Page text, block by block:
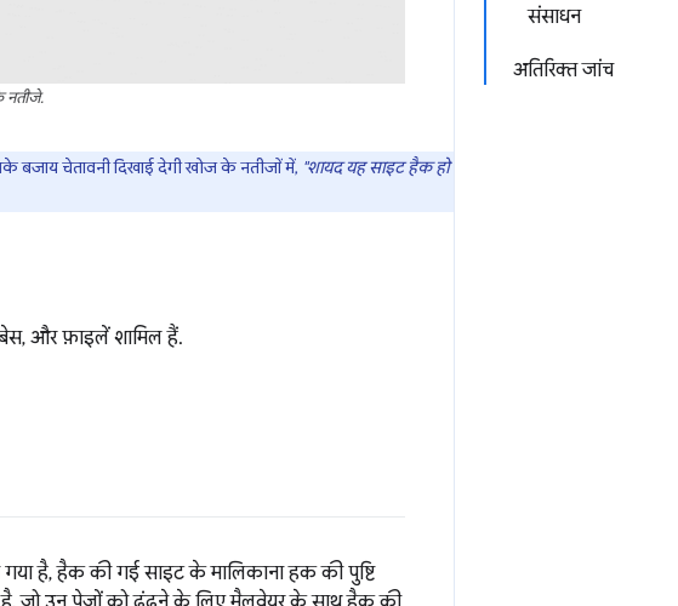
संसाधन
अतिरिक्त जांच
नतीजे.
चेतावनी दिखाई देगी खोज के नतीजों में, "शायद यह साइट हैक हो
और फ़ाइलें शामिल हैं.
है, हैक की गई साइट के मालिकाना हक की पुष्टि